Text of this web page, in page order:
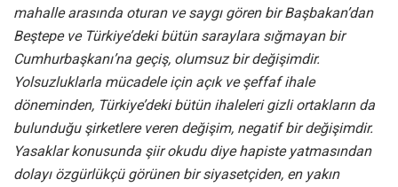
mahalle arasında oturan ve saygı gören bir Başbakan’dan
Beştepe ve Türkiye’deki bütün saraylara sığmayan bir
Cumhurbaşkanı’na geçiş, olumsuz bir değişimdir.
Yolsuzluklarla mücadele için açık ve şeffaf ihale
döneminden, Türkiye’deki bütün ihaleleri gizli ortakların da
bulunduğu şirketlere veren değişim, negatif bir değişimdir.
Yasaklar konusunda şiir okudu diye hapiste yatmasından
dolayı özgürlükçü görünen bir siyasetçiden, en yakın